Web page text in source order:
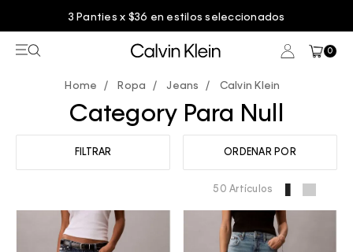
3 Panties x $36 en estilos seleccionados
0
Ropa Jeans Calvin Klein
Category Para Null
FILTRAR ORDENAR POR
50 Artículos